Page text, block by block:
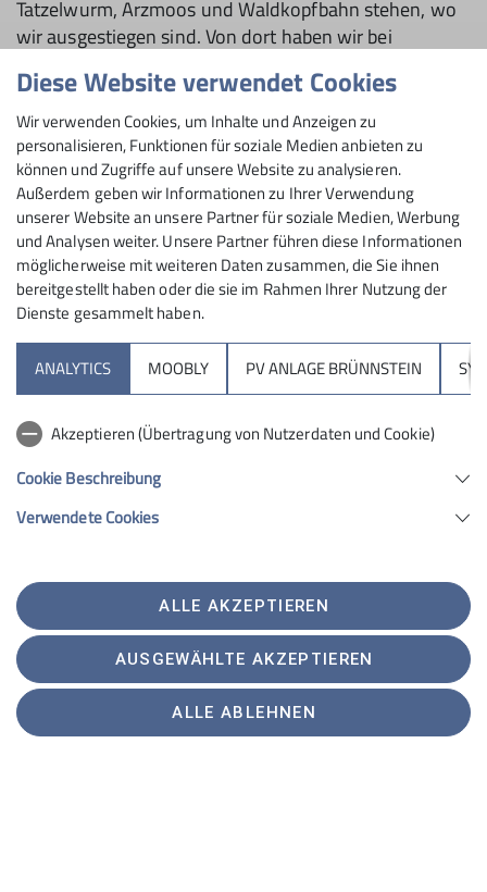
Tatzelwurm, Arzmoos und Waldkopfbahn stehen, wo
wir ausgestiegen sind. Von dort haben wir bei
Käserwand und Wildalpjoch gemacht. Um 17:00 gings
dann wieder mit dem Bus zurück nach Brannenburg.
Dort gibt´s leider keinen direkten Anschluss zum Zug
nach Rosenheim, so dass wir noch die tolle Pizzeria
direkt am Bahnhof genossen haben. Die Kinder
fanden es gut 🙂.
Neuer Alpenbus X380 von Rosenheim Bahnhof nach
Tölz
Diesmal ging es für uns nach Feilnbach, wieder zum
Wandern. Dabei haben wir den neuen X380
Diese Website verwendet Cookies
Wir verwenden Cookies, um Inhalte und Anzeigen zu
personalisieren, Funktionen für soziale Medien anbieten zu
können und Zugriffe auf unsere Website zu analysieren.
Außerdem geben wir Informationen zu Ihrer Verwendung
unserer Website an unsere Partner für soziale Medien, Werbung
und Analysen weiter. Unsere Partner führen diese Informationen
möglicherweise mit weiteren Daten zusammen, die Sie ihnen
bereitgestellt haben oder die sie im Rahmen Ihrer Nutzung der
Dienste gesammelt haben.
ANALYTICS MOOBLY PV ANLAGE BRÜNNSTEIN
Akzeptieren (Übertragung von Nutzerdaten und Cookie)
Cookie Beschreibung
Verwendete Cookies
ALLE AKZEPTIEREN
AUSGEWÄHLTE AKZEPTIEREN
ALLE ABLEHNEN